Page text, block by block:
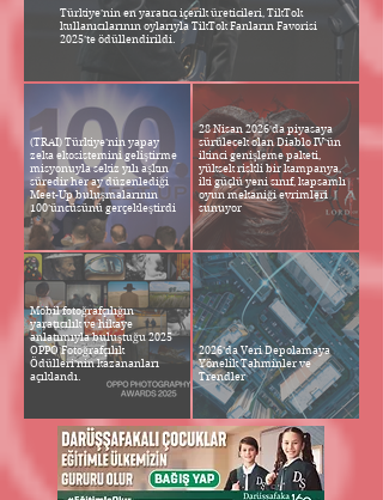
Türkiye’nin en yaratıcı içerik üreticileri, TikTok
kullanıcılarının oylarıyla TikTok Fanların Favorisi
2025’te ödüllendirildi.
(TRAI) Türkiye’nin yapay
zeka ekosistemini geliştirme
misyonuyla sekiz yılı aşkın
süredir her ay düzenlediği
Meet-Up buluşmalarının
100’üncüsünü gerçekleştirdi
28 Nisan 2026'da piyasaya
sürülecek olan Diablo IV'ün
ikinci genişleme paketi,
yüksek riskli bir kampanya,
iki güçlü yeni sınıf, kapsamlı
oyun mekaniği evrimleri
sunuyor
Mobil fotoğrafçılığın
yaratıcılık ve hikaye
anlatımıyla buluştuğu 2025
OPPO Fotoğrafçılık
Ödülleri’nin kazananları
açıklandı.
2026’da Veri Depolamaya
Yönelik Tahminler ve
Trendler